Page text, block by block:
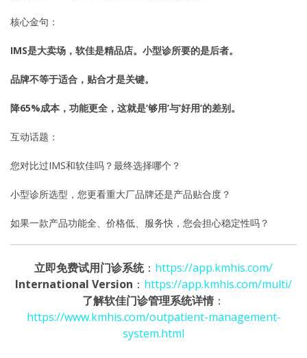
核心金句：
IMS是大卖场，软佳是精品店。小型诊所要的是后者。
品牌不等于适合，贴合才是关键。
降65%成本，功能更全，这就是’够用’与’好用’的差别。
互动话题：
您对比过IMS和软佳吗？最终选择哪个？
小型诊所选型，您更看重大厂品牌还是产品贴合度？
如果一款产品功能全、价格低、服务快，您会担心稳定性吗？
立即免费试用门诊系统： https://app.kmhis.com/
International Version ： https://app.kmhis.com/multi/
了解软佳门诊管理系统详情：
https://www.kmhis.com/outpatient-management-
system.html